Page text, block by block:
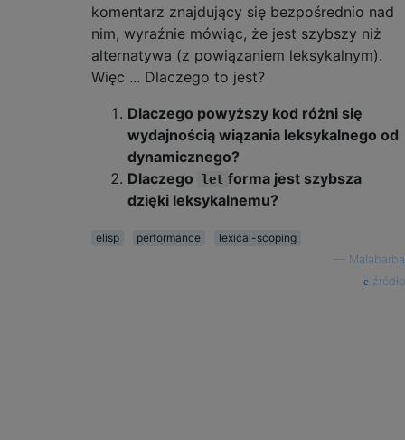
komentarz znajdujący się bezpośrednio nad
nim, wyraźnie mówiąc, że jest szybszy niż
alternatywa (z powiązaniem leksykalnym).
Więc ... Dlaczego to jest?
Dlaczego powyższy kod różni się
wydajnością wiązania leksykalnego od
dynamicznego?
Dlaczego
let forma jest szybsza
dzięki leksykalnemu?
elisp performance
lexical-scoping
Malabarba
źródło